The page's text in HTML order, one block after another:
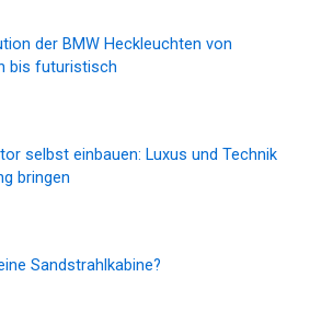
der BMW Heckleuchten von
bis futuristisch
selbst einbauen: Luxus und Technik
bringen
Sandstrahlkabine?